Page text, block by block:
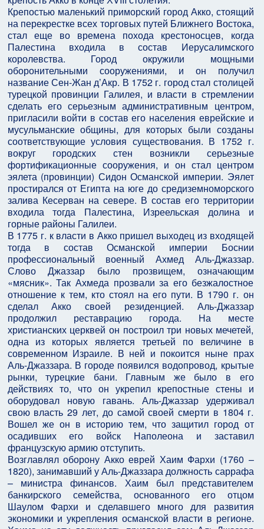
Крепостью маленький приморский город Акко, стоящий
на перекрестке всех торговых путей Ближнего Востока,
стал еще во времена похода крестоносцев, когда
Палестина входила в состав Иерусалимского
королевства. Город окружили мощными
оборонительными сооружениями, и он получил
название Сен-Жан д’Акр. В 1752 г. город стал столицей
турецкой провинции Галилея, и власти в стремлении
сделать его серьезным административным центром,
пригласили войти в состав его населения еврейские и
мусульманские общины, для которых были созданы
соответствующие условия существования. В 1752 г.
вокруг городских стен возникли серьезные
фортификационные сооружения, и он стал центром
эялета (провинции) Сидон Османской империи. Эялет
простирался от Египта на юге до средиземноморского
залива Кесерван на севере. В состав его территории
входила тогда Палестина, Изреельская долина и
горные районы Галилеи.
В 1775 г. к власти в Акко пришел выходец из входящей
тогда в состав Османской империи Боснии
профессиональный военный Ахмед Аль-Джаззар.
Слово Джаззар было прозвищем, означающим
«мясник». Так Ахмеда прозвали за его безжалостное
отношение к тем, кто стоял на его пути. В 1790 г. он
сделал Акко своей резиденцией. Аль-Джаззар
продолжил реставрацию города. На месте
христианских церквей он построил три новых мечетей,
одна из которых является третьей по величине в
современном Израиле. В ней и покоится ныне прах
Аль-Джаззара. В городе появился водопровод, крытые
рынки, турецкие бани. Главным же было в его
действиях то, что он укрепил крепостные стены и
оборудовал новую гавань. Аль-Джаззар удерживал
свою власть 29 лет, до самой своей смерти в 1804 г.
Вошел же он в историю тем, что защитил город от
осадивших его войск Наполеона и заставил
французскую армию отступить.
Возглавлял оборону Акко еврей Хаим Фархи (1760 –
1820), занимавший у Аль-Джаззара должность саррафа
– министра финансов. Хаим был представителем
банкирского семейства, основанного его отцом
Шаулом Фархи и сделавшего много для развития
экономики и укрепления османской власти в регионе.